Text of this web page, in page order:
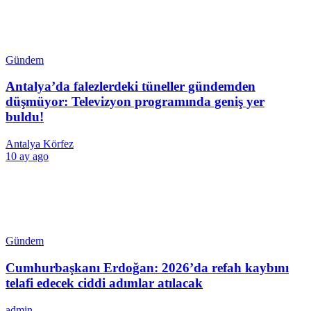
Gündem
Antalya’da falezlerdeki tüneller gündemden
düşmüyor: Televizyon programında geniş yer
buldu!
Antalya Körfez
10 ay ago
Gündem
Cumhurbaşkanı Erdoğan: 2026’da refah kaybını
telafi edecek ciddi adımlar atılacak